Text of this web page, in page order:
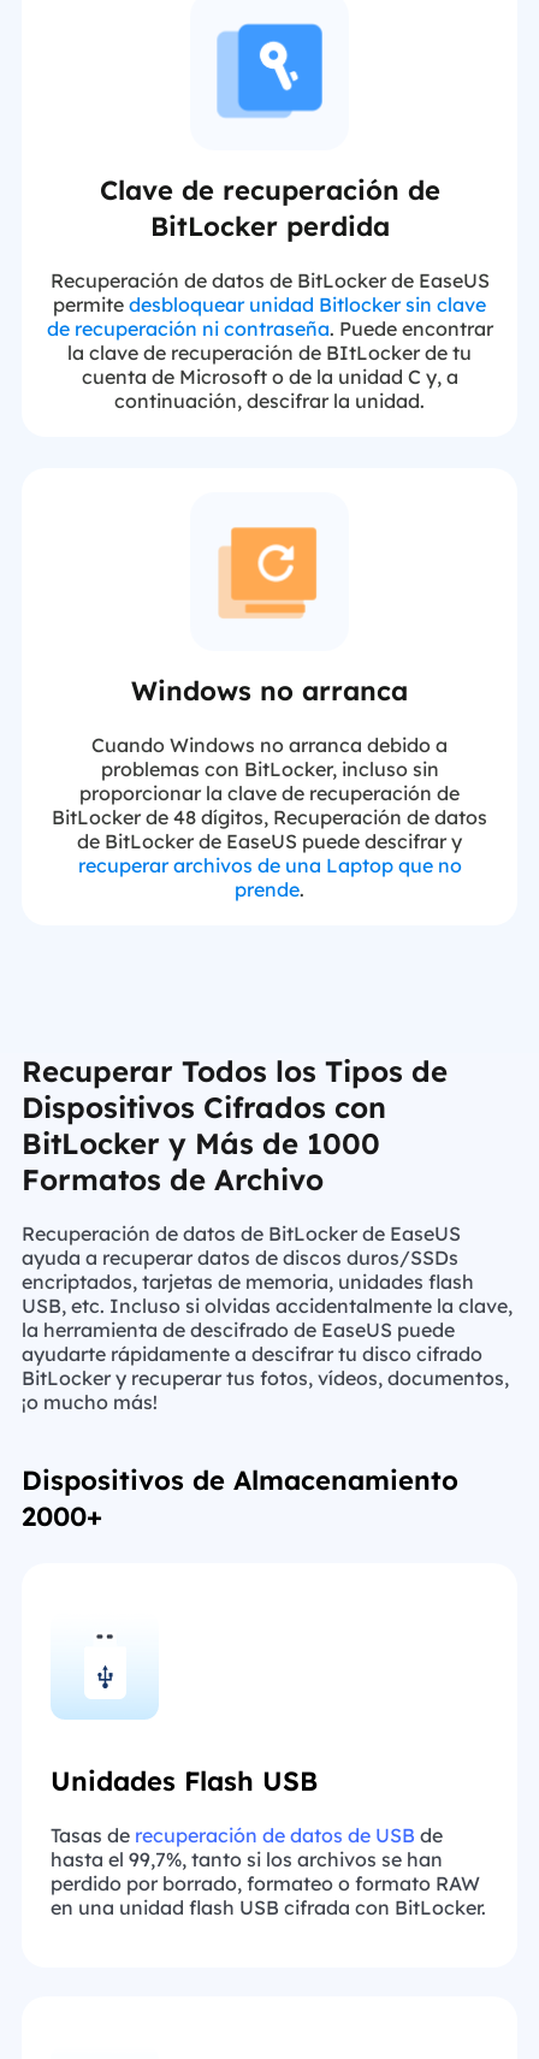
Clave de recuperación de
BitLocker perdida
Recuperación de datos de BitLocker de EaseUS
permite desbloquear unidad Bitlocker sin clave
de recuperación ni contraseña. Puede encontrar
la clave de recuperación de BItLocker de tu
cuenta de Microsoft o de la unidad C y, a
continuación, descifrar la unidad.
Windows no arranca
Cuando Windows no arranca debido a
problemas con BitLocker, incluso sin
proporcionar la clave de recuperación de
BitLocker de 48 dígitos, Recuperación de datos
de BitLocker de EaseUS puede descifrar y
recuperar archivos de una Laptop que no
prende.
Recuperar Todos los Tipos de
Dispositivos Cifrados con
BitLocker y Más de 1000
Formatos de Archivo
Recuperación de datos de BitLocker de EaseUS
ayuda a recuperar datos de discos duros/SSDs
encriptados, tarjetas de memoria, unidades flash
USB, etc. Incluso si olvidas accidentalmente la clave,
la herramienta de descifrado de EaseUS puede
ayudarte rápidamente a descifrar tu disco cifrado
BitLocker y recuperar tus fotos, vídeos, documentos,
¡o mucho más!
Dispositivos de Almacenamiento
2000+
Unidades Flash USB
Tasas de recuperación de datos de USB de
hasta el 99,7%, tanto si los archivos se han
perdido por borrado, formateo o formato RAW
en una unidad flash USB cifrada con BitLocker.